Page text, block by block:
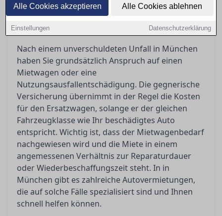
Alle Cookies akzeptieren Alle Cookies ablehnen
Einstellungen Datenschutzerklärung
die Kosten übernimmt. Erfahren Sie, wie Sie
schnell an einen Ersatzwagen kommen und was
Ihnen nach einem Unfall zusteht.
Nach einem unverschuldeten Unfall in München
haben Sie grundsätzlich Anspruch auf einen
Mietwagen oder eine
Nutzungsausfallentschädigung. Die gegnerische
Versicherung übernimmt in der Regel die Kosten
für den Ersatzwagen, solange er der gleichen
Fahrzeugklasse wie Ihr beschädigtes Auto
entspricht. Wichtig ist, dass der Mietwagenbedarf
nachgewiesen wird und die Miete in einem
angemessenen Verhältnis zur Reparaturdauer
oder Wiederbeschaffungszeit steht. In in
München gibt es zahlreiche Autovermietungen,
die auf solche Fälle spezialisiert sind und Ihnen
schnell helfen können.